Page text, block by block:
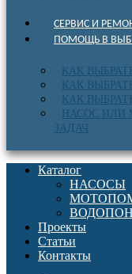
СЕРВИС И
ПОМОЩЬ В
КАК
КАК
КАК
НАСОС
ЗАДАЧ
Каталог
НАСОСЫ
Проекты
Статьи
Контакты